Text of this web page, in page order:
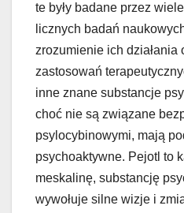
te były badane przez
licznych badań
zrozumienie ich działania
zastosowań
inne znane substancje
choć nie są związane
psylocybinowymi, mają
psychoaktywne. Pejotl to
meskalinę, substancję
wywołuje silne wizje i